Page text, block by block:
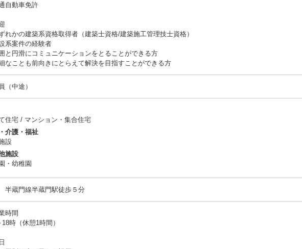
自動車免許
れかの建築系資格取得者（建築士資格/建築施工管理技士資格）
系案件の経験者
と円滑にコミュニケーションをとることができる方
なことも前向きにとらえて解決を目指すことができる方
（中途）
住宅 / マンション・集合住宅
介護・福祉
設
施設
・幼稚園
蔵門線半蔵門駅徒歩５分
時間
時（休憩1時間）